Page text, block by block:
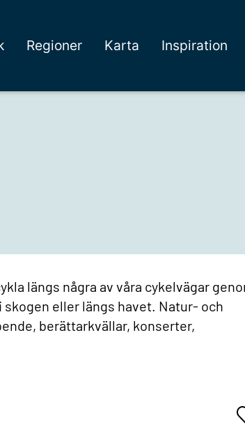
Regioner Karta Inspiration
längs några av våra cykelvägar
eller längs havet. Natur- och
berättarkvällar, konserter,